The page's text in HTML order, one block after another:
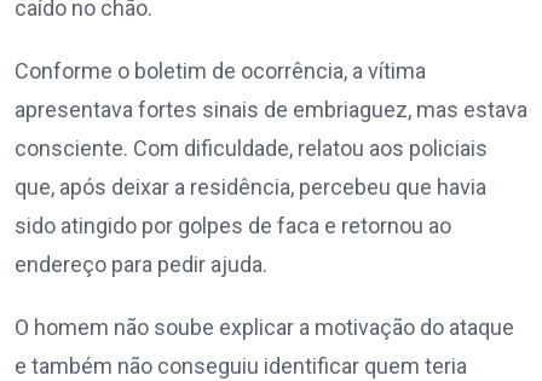
caído no chão.
Conforme o boletim de ocorrência, a vítima
apresentava fortes sinais de embriaguez, mas estava
consciente. Com dificuldade, relatou aos policiais
que, após deixar a residência, percebeu que havia
sido atingido por golpes de faca e retornou ao
endereço para pedir ajuda.
O homem não soube explicar a motivação do ataque
e também não conseguiu identificar quem teria